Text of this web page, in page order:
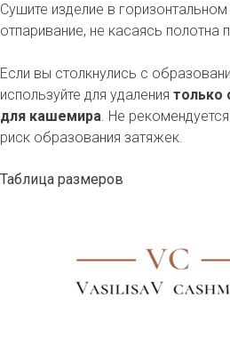
Сушите изделие в
отпаривание, не касаясь полотна
Если вы столкнулись с
используйте для удаления только
для кашемира. Не
риск образования затяжек.
Таблица размеров